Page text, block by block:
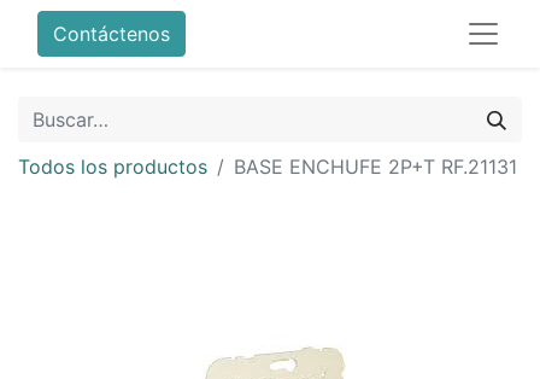
Contáctenos
Todos los productos BASE ENCHUFE 2P+T RF.21131